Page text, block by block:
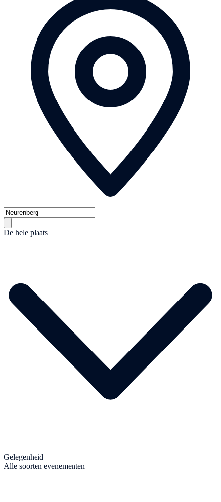
De hele plaats
Gelegenheid
Alle soorten evenementen